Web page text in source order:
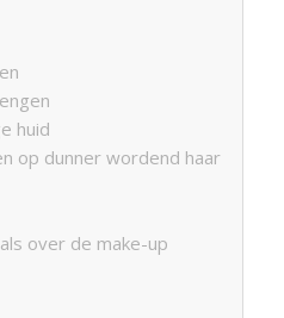
huid
op dunner wordend haar
over de make-up